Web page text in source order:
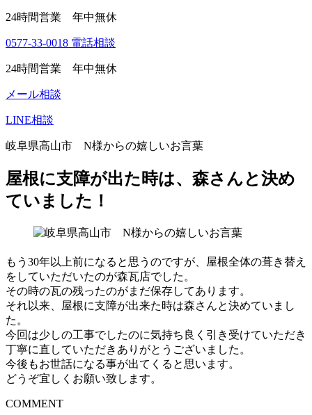
24時間営業 年中無休
0577-33-0018 電話相談
24時間営業 年中無休
メール相談
LINE相談
岐阜県高山市 N様からの嬉しいお言葉
屋根に支障が出た時は、森さんと決め
ていました！
もう30年以上前になると思うのですが、屋根全体の葺き替え
をしていただいたのが森瓦店でした。
その時の瓦の残ったのがまだ保存してあります。
それ以来、屋根に支障が出来た時は森さんと決めていまし
た。
今回は少しの工事でしたのに気持ち良く引き受けていただき
丁寧に直していただきありがとうございました。
今後もお世話になる事が出てくると思います。
どうぞ宜しくお願い致します。
COMMENT